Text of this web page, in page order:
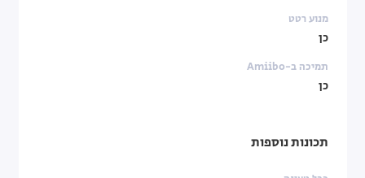
מנוע רטט
כן
תמיכה ב-Amiibo
כן
תכונות נוספות